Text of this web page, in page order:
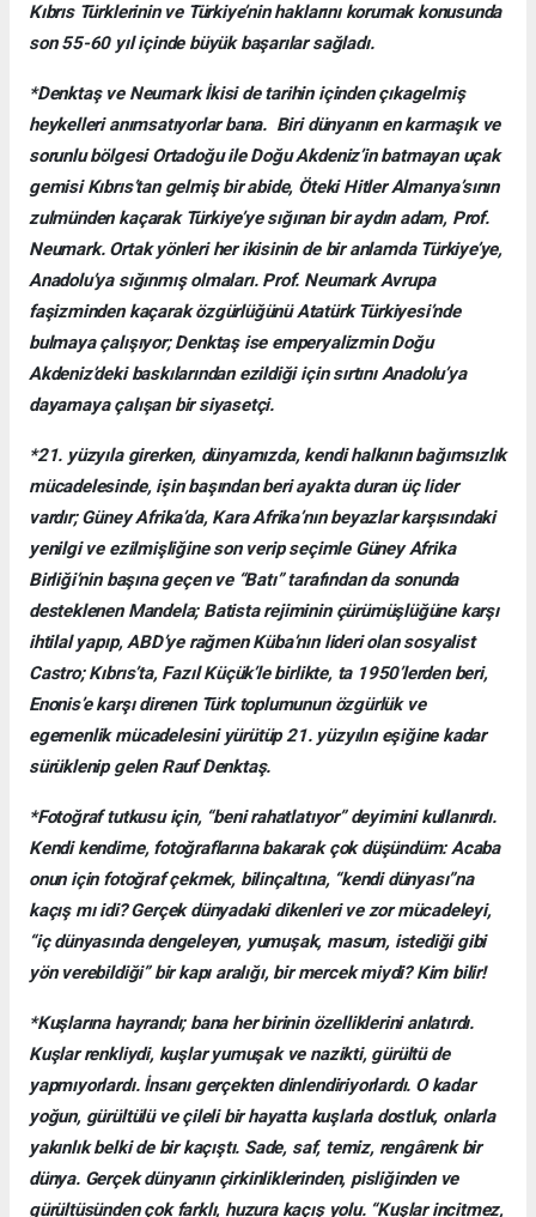
Kıbrıs Türklerinin ve Türkiye’nin haklarını korumak konusunda
son 55-60 yıl içinde büyük başarılar sağladı.
*Denktaş ve Neumark İkisi de tarihin içinden çıkagelmiş
heykelleri anımsatıyorlar bana. Biri dünyanın en karmaşık ve
sorunlu bölgesi Ortadoğu ile Doğu Akdeniz’in batmayan uçak
gemisi Kıbrıs’tan gelmiş bir abide, Öteki Hitler Almanya’sının
zulmünden kaçarak Türkiye’ye sığınan bir aydın adam, Prof.
Neumark. Ortak yönleri her ikisinin de bir anlamda Türkiye’ye,
Anadolu’ya sığınmış olmaları. Prof. Neumark Avrupa
faşizminden kaçarak özgürlüğünü Atatürk Türkiyesi’nde
bulmaya çalışıyor; Denktaş ise emperyalizmin Doğu
Akdeniz’deki baskılarından ezildiği için sırtını Anadolu’ya
dayamaya çalışan bir siyasetçi.
*21. yüzyıla girerken, dünyamızda, kendi halkının bağımsızlık
mücadelesinde, işin başından beri ayakta duran üç lider
vardır; Güney Afrika’da, Kara Afrika’nın beyazlar karşısındaki
yenilgi ve ezilmişliğine son verip seçimle Güney Afrika
Birliği’nin başına geçen ve “Batı” tarafından da sonunda
desteklenen Mandela; Batista rejiminin çürümüşlüğüne karşı
ihtilal yapıp, ABD’ye rağmen Küba’nın lideri olan sosyalist
Castro; Kıbrıs’ta, Fazıl Küçük’le birlikte, ta 1950’lerden beri,
Enonis’e karşı direnen Türk toplumunun özgürlük ve
egemenlik mücadelesini yürütüp 21. yüzyılın eşiğine kadar
sürüklenip gelen Rauf Denktaş.
*Fotoğraf tutkusu için, “beni rahatlatıyor” deyimini kullanırdı.
Kendi kendime, fotoğraflarına bakarak çok düşündüm: Acaba
onun için fotoğraf çekmek, bilinçaltına, “kendi dünyası”na
kaçış mı idi? Gerçek dünyadaki dikenleri ve zor mücadeleyi,
“iç dünyasında dengeleyen, yumuşak, masum, istediği gibi
yön verebildiği” bir kapı aralığı, bir mercek miydi? Kim bilir!
*Kuşlarına hayrandı; bana her birinin özelliklerini anlatırdı.
Kuşlar renkliydi, kuşlar yumuşak ve nazikti, gürültü de
yapmıyorlardı. İnsanı gerçekten dinlendiriyorlardı. O kadar
yoğun, gürültülü ve çileli bir hayatta kuşlarla dostluk, onlarla
yakınlık belki de bir kaçıştı. Sade, saf, temiz, rengârenk bir
dünya. Gerçek dünyanın çirkinliklerinden, pisliğinden ve
gürültüsünden çok farklı, huzura kaçış yolu. “Kuşlar incitmez,